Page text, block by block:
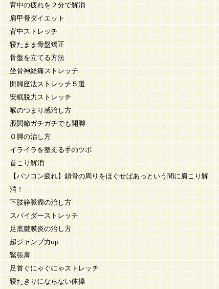
背中の疲れを２分で解消
肩甲骨ダイエット
背中ストレッチ
寝たまま骨盤矯正
骨盤を立てる方法
坐骨神経痛ストレッチ
開脚座法ストレッチ５選
安眠脱力ストレッチ
喉のつまり感治し方
股関節ガチガチでも開脚
Ｏ脚の治し方
イライラを整える手のツボ
首こり解消
【パソコン疲れ】鎖骨の周りをほぐせばあっという間に肩こり解
消！
下肢静脈瘤の治し方
スパイダーストレッチ
足底腱膜炎の治し方
超ジャンプ力up
緊張肩
足首ぐにゃぐにゃストレッチ
寝たきりにならない体操